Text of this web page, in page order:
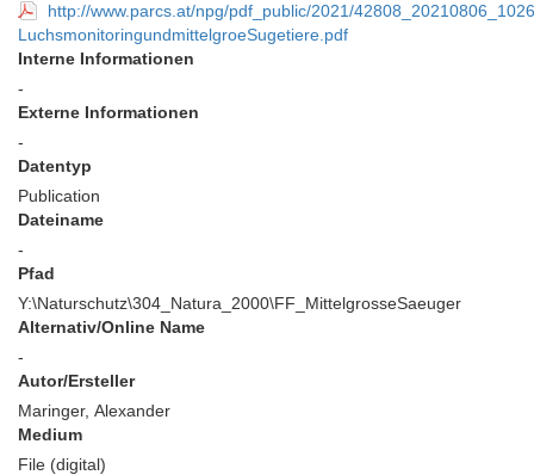
http://www.parcs.at/npg/pdf_public/2021/
LuchsmonitoringundmittelgroeSugetiere.pdf
Interne Informationen
-
Externe Informationen
-
Datentyp
Publication
Dateiname
-
Pfad
Y:\Naturschutz\304_Natura_2000\FF_MittelgrosseSaeuger
Alternativ/Online Name
-
Autor/Ersteller
Maringer, Alexander
Medium
File (digital)